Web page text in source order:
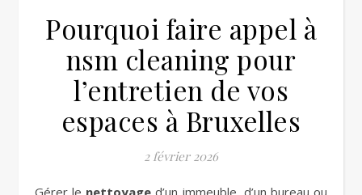
Pourquoi faire appel à
nsm cleaning pour
l’entretien de vos
espaces à Bruxelles
2 février 2026